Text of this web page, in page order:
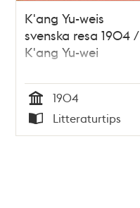
K'ang Yu-weis
svenska resa 1904 /
K'ang Yu-wei
Tid
1904
Typ
Litteraturtips